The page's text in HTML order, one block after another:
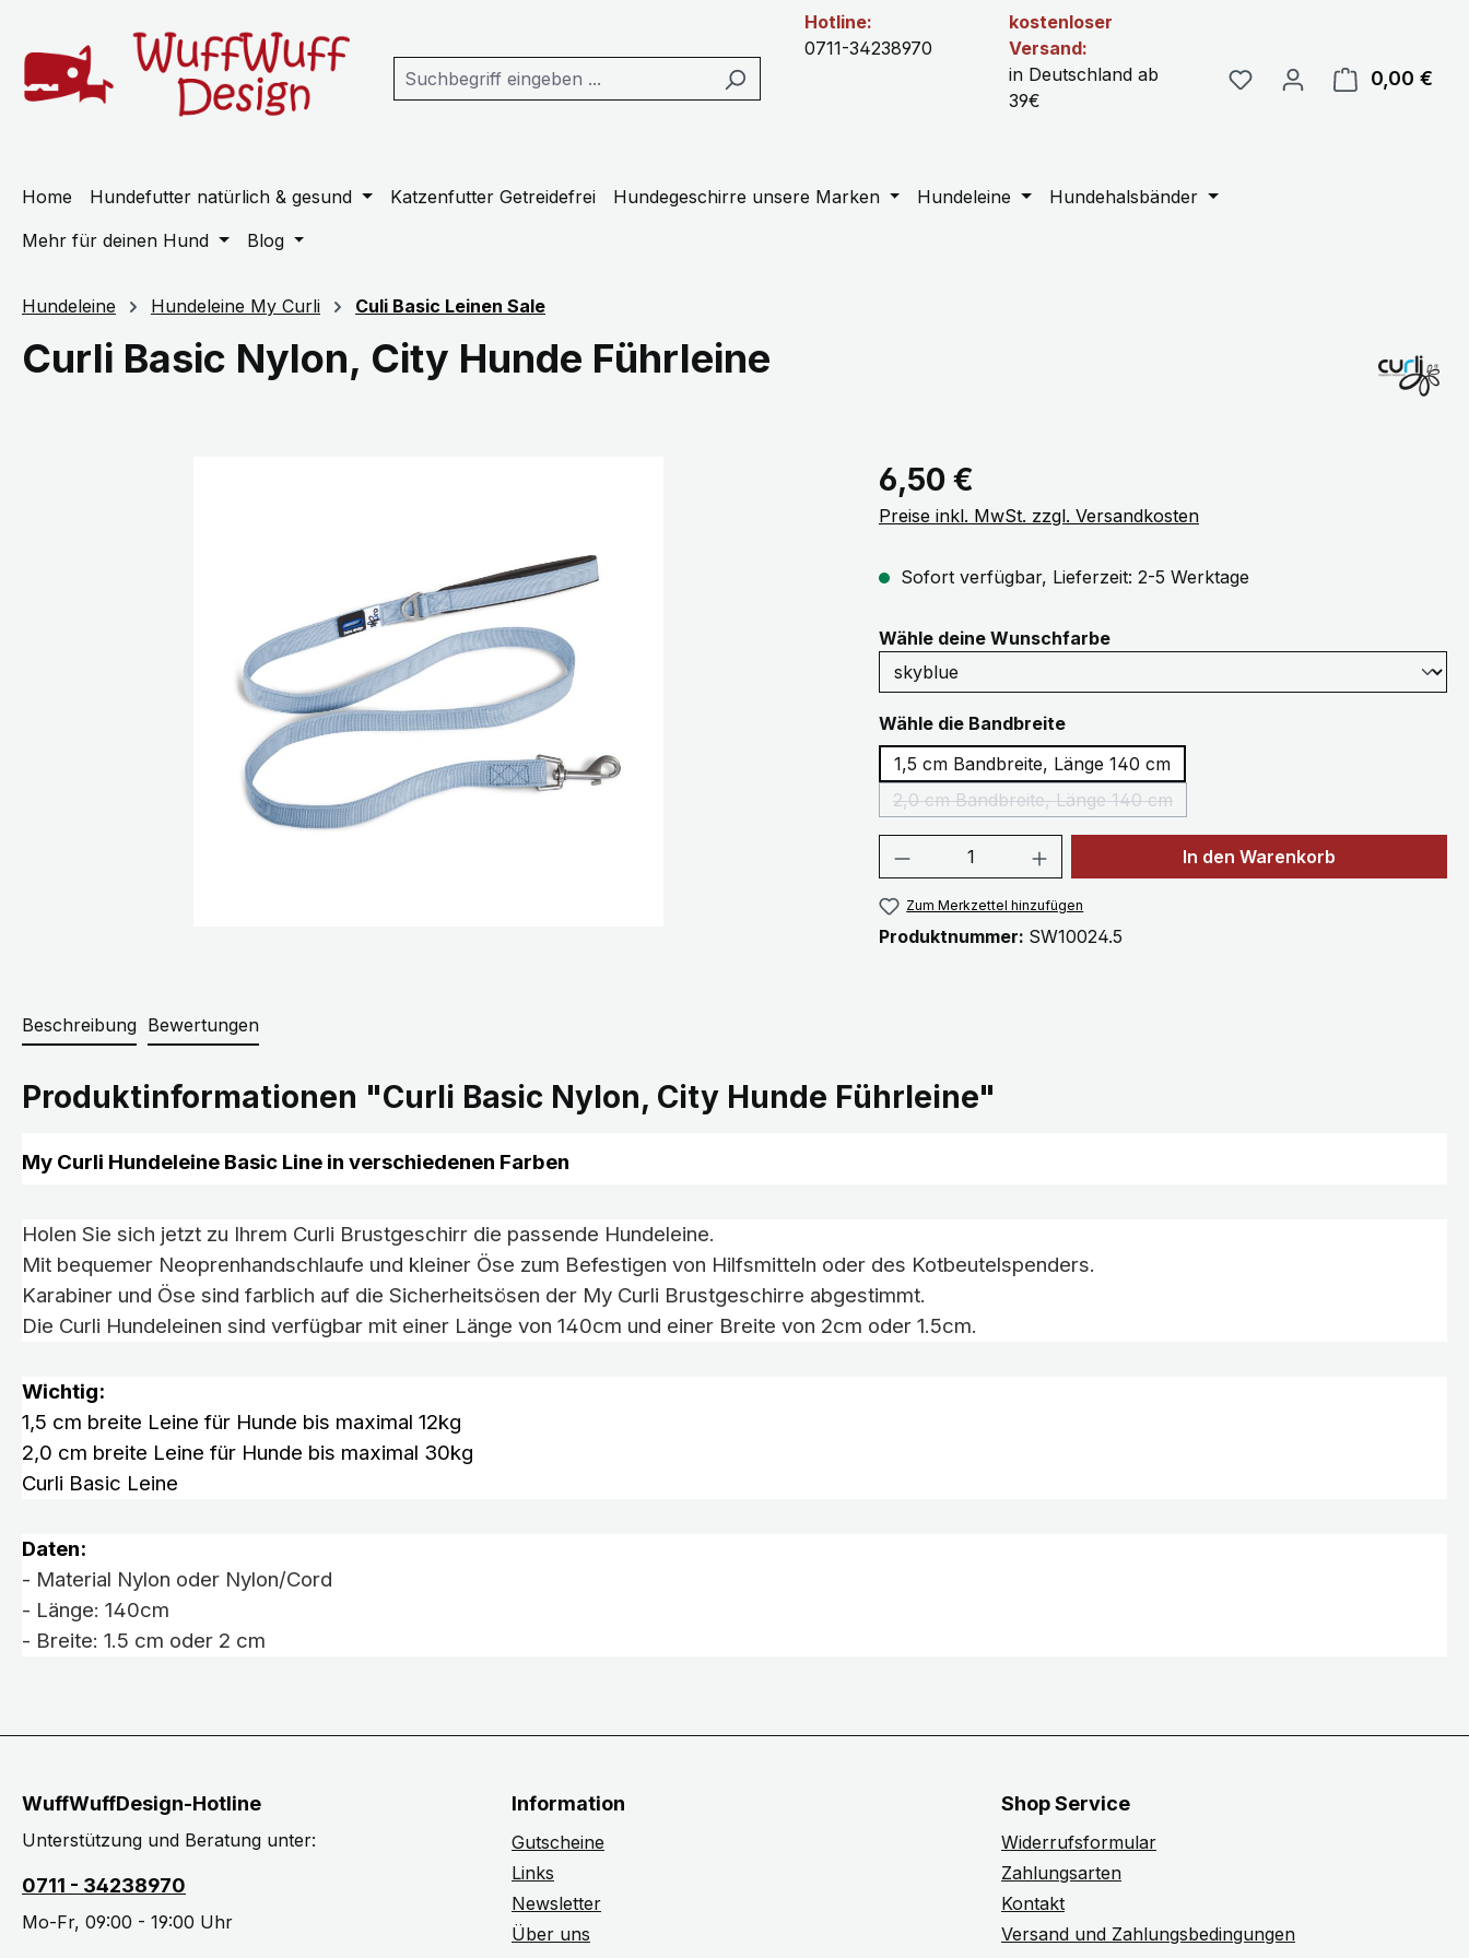
Hotline:
0711-34238970
kostenloser
Versand:
in Deutschland ab
39€
0,00 €
Home Hundefutter natürlich & gesund Katzenfutter Getreidefrei Hundegeschirre unsere Marken Hundeleine
Hundehalsbänder
Mehr für deinen Hund
Blog
Hundeleine Hundeleine My Curli Culi Basic Leinen Sale
Curli Basic Nylon, City Hunde Führleine
Regulärer Preis:
6,50 €
Preise inkl. MwSt. zzgl. Versandkosten
Sofort verfügbar, Lieferzeit: 2-5 Werktage
Wähle deine Wunschfarbeauswählen
Wähle die Bandbreiteauswählen
1,5 cm Bandbreite, Länge 140 cm
2,0 cm Bandbreite, Länge 140 cm
(Diese Option ist zurzeit nicht verfügbar.)
Produkt Anzahl: Gib den gewünschten Wert
In den Warenkorb
Zum Merkzettel hinzufügen
Produktnummer: SW10024.5
Beschreibung Bewertungen
Produktinformationen "Curli Basic Nylon, City Hunde Führleine"
My Curli Hundeleine Basic Line in verschiedenen Farben
Holen Sie sich jetzt zu Ihrem Curli Brustgeschirr die passende Hundeleine.
Mit bequemer Neoprenhandschlaufe und kleiner Öse zum Befestigen von Hilfsmitteln oder des Kotbeutelspenders.
Karabiner und Öse sind farblich auf die Sicherheitsösen der My Curli Brustgeschirre abgestimmt.
Die Curli Hundeleinen sind verfügbar mit einer Länge von 140cm und einer Breite von 2cm oder 1.5cm.
Wichtig:
1,5 cm breite Leine für Hunde bis maximal 12kg
2,0 cm breite Leine für Hunde bis maximal 30kg
Curli Basic Leine
Daten:
- Material Nylon oder Nylon/Cord
- Länge: 140cm
- Breite: 1.5 cm oder 2 cm
WuffWuffDesign-Hotline
Unterstützung und Beratung unter:
0711 - 34238970
Mo-Fr, 09:00 - 19:00 Uhr
Information
Gutscheine
Links
Newsletter
Über uns
Shop Service
Widerrufsformular
Zahlungsarten
Kontakt
Versand und Zahlungsbedingungen